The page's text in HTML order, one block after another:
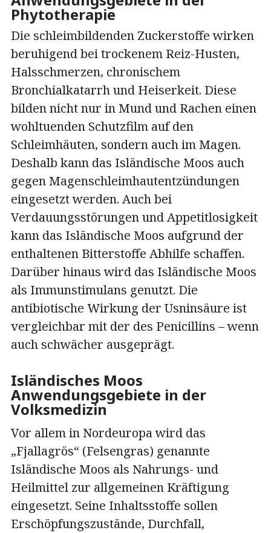
Phytotherapie
Die schleimbildenden Zuckerstoffe wirken
beruhigend bei trockenem Reiz-Husten,
Halsschmerzen, chronischem
Bronchialkatarrh und Heiserkeit. Diese
bilden nicht nur in Mund und Rachen einen
wohltuenden Schutzfilm auf den
Schleimhäuten, sondern auch im Magen.
Deshalb kann das Isländische Moos auch
gegen Magenschleimhautentzündungen
eingesetzt werden. Auch bei
Verdauungsstörungen und Appetitlosigkeit
kann das Isländische Moos aufgrund der
enthaltenen Bitterstoffe Abhilfe schaffen.
Darüber hinaus wird das Isländische Moos
als Immunstimulans genutzt. Die
antibiotische Wirkung der Usninsäure ist
vergleichbar mit der des Penicillins – wenn
auch schwächer ausgeprägt.
Isländisches Moos
Anwendungsgebiete in der
Volksmedizin
Vor allem in Nordeuropa wird das
„Fjallagrös“ (Felsengras) genannte
Isländische Moos als Nahrungs- und
Heilmittel zur allgemeinen Kräftigung
eingesetzt. Seine Inhaltsstoffe sollen
Erschöpfungszustände, Durchfall,